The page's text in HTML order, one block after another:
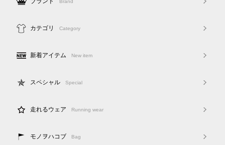
Brand
カテゴリ Category
新着アイテム New item
スペシャル Special
走れるウェア Running wear
モノヲハコブ Bag